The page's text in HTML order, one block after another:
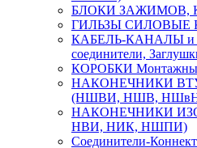
БЛОКИ ЗАЖИМОВ,
ГИЛЬЗЫ СИЛОВЫЕ
КАБЕЛЬ-КАНАЛЫ и
соединители,
КОРОБКИ Монтажные,
НАКОНЕЧНИКИ
(НШВИ, НШВ,
НАКОНЕЧНИКИ
НВИ, НИК, НШПИ)
Соединители-